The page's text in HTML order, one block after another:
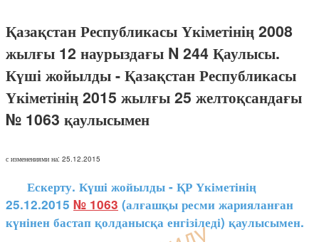
Қазақстан Республикасы Үкіметінің 2008
жылғы 12 наурыздағы N 244 Қаулысы.
Күші жойылды - Қазақстан Республикасы
Үкіметінің 2015 жылғы 25 желтоқсандағы
№ 1063 қаулысымен
с изменениями на: 25.12.2015
Ескерту. Күші жойылды - ҚР Үкіметінің
25.12.2015 № 1063 (алғашқы ресми жарияланған
күнінен бастап қолданысқа енгізіледі) қаулысымен.